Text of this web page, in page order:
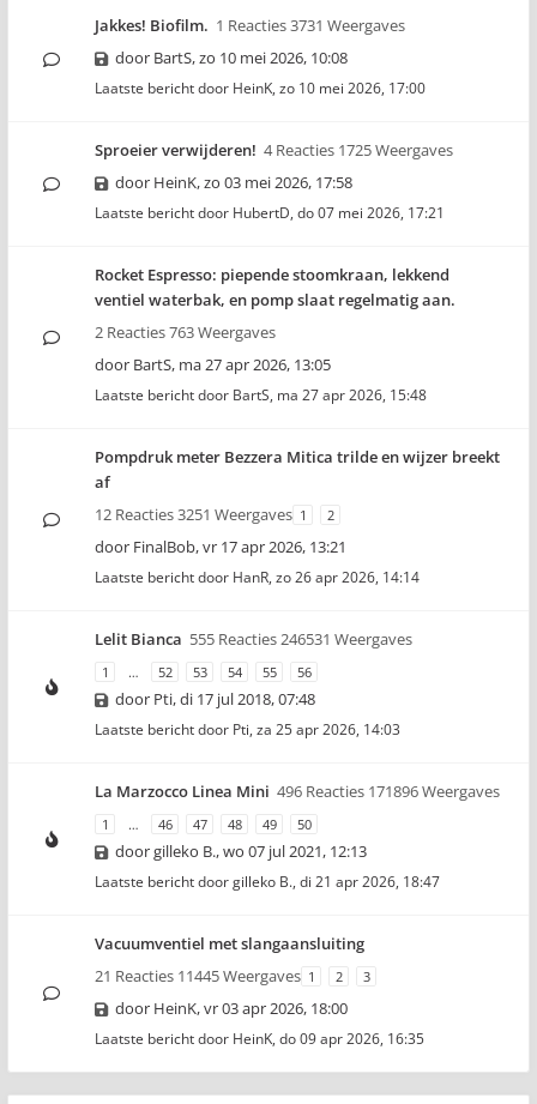
Jakkes! Biofilm. 1 Reacties 3731 Weergaves
door BartS,zo 10 mei 2026, 10:08
Laatste bericht door HeinK, zo 10 mei 2026, 17:00
Sproeier verwijderen! 4 Reacties 1725 Weergaves
door HeinK,zo 03 mei 2026, 17:58
Laatste bericht door HubertD, do 07 mei 2026, 17:21
Rocket Espresso: piepende stoomkraan, lekkend
ventiel waterbak, en pomp slaat regelmatig aan.
2 Reacties 763 Weergaves
door BartS, ma 27 apr 2026, 13:05
Laatste bericht door BartS, ma 27 apr 2026, 15:48
Pompdruk meter Bezzera Mitica trilde en wijzer breekt
af
12 Reacties 3251 Weergaves 1 2
door FinalBob,vr 17 apr 2026, 13:21
Laatste bericht door HanR, zo 26 apr 2026, 14:14
Lelit Bianca 555 Reacties 246531 Weergaves
1 … 52 53 54 55 56
door Pti,di 17 jul 2018, 07:48
Laatste bericht door Pti, za 25 apr 2026, 14:03
La Marzocco Linea Mini 496 Reacties 171896 Weergaves
1 … 46 47 48 49 50
doorgilleko B.,wo 07 jul 2021, 12:13
Laatste bericht doorgilleko B., di 21 apr 2026, 18:47
Vacuumventiel met slangaansluiting
21 Reacties 11445 Weergaves 1 2 3
door HeinK,vr 03 apr 2026, 18:00
Laatste bericht door HeinK, do 09 apr 2026, 16:35